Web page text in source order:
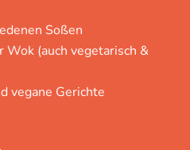
Soßen
(auch vegetarisch &
vegane Gerichte